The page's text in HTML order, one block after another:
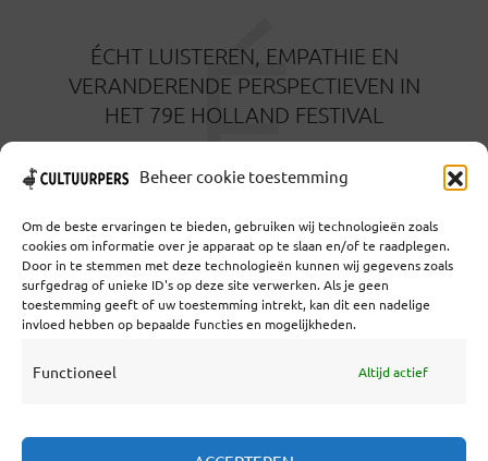
Beheer cookie toestemming
Om de beste ervaringen te bieden, gebruiken wij technologieën zoals
cookies om informatie over je apparaat op te slaan en/of te raadplegen.
Door in te stemmen met deze technologieën kunnen wij gegevens zoals
surfgedrag of unieke ID's op deze site verwerken. Als je geen
toestemming geeft of uw toestemming intrekt, kan dit een nadelige
invloed hebben op bepaalde functies en mogelijkheden.
Functioneel Altijd actief
ÉCHT LUISTEREN, EMPATHIE EN
VERANDERENDE PERSPECTIEVEN IN
HET 79E HOLLAND FESTIVAL
É
Coöperatief Cultureel Persbureau U.A. | Salzburg 29 |
3524KS Utrecht | KvK: 55573592 |Btw: